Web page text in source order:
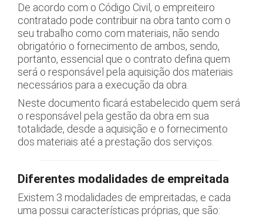
De acordo com o Código Civil, o empreiteiro
contratado pode contribuir na obra tanto com o
seu trabalho como com materiais, não sendo
obrigatório o fornecimento de ambos, sendo,
portanto, essencial que o contrato defina quem
será o responsável pela aquisição dos materiais
necessários para a execução da obra.
Neste documento ficará estabelecido quem será
o responsável pela gestão da obra em sua
totalidade, desde a aquisição e o fornecimento
dos materiais até a prestação dos serviços.
Diferentes modalidades de empreitada
Existem 3 modalidades de empreitadas, e cada
uma possui características próprias, que são: